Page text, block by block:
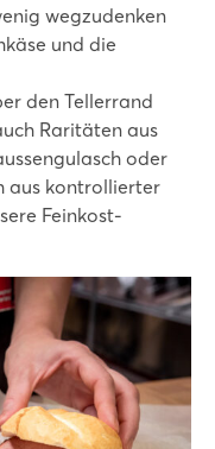
wegzudenken
und die
den Tellerrand
Raritäten aus
oder
aus kontrollierter
Feinkost-